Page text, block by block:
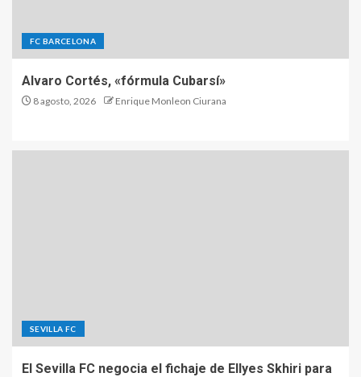
FC BARCELONA
Alvaro Cortés, «fórmula Cubarsí»
8 agosto, 2026 Enrique Monleon Ciurana
SEVILLA FC
El Sevilla FC negocia el fichaje de Ellyes Skhiri para